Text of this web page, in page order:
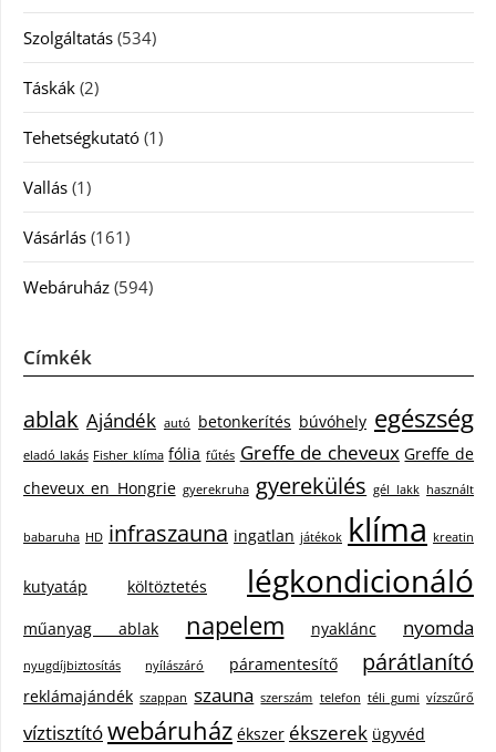
Szolgáltatás (534)
Táskák (2)
Tehetségkutató (1)
Vallás (1)
Vásárlás (161)
Webáruház (594)
Címkék
ablak Ajándék autó betonkerítés búvóhely egészség
eladó lakás Fisher klíma fólia fűtés Greffe de cheveux Greffe de
cheveux en Hongrie gyerekruha gyerekülés gél lakk használt
babaruha HD infraszauna ingatlan játékok klíma kreatin
kutyatáp költöztetés légkondicionáló
műanyag ablak napelem nyaklánc nyomda
nyugdíjbiztosítás nyílászáró páramentesítő párátlanító
reklámajándék szappan szauna szerszám telefon téli gumi vízszűrő
víztisztítówebáruház ékszer ékszerek ügyvéd